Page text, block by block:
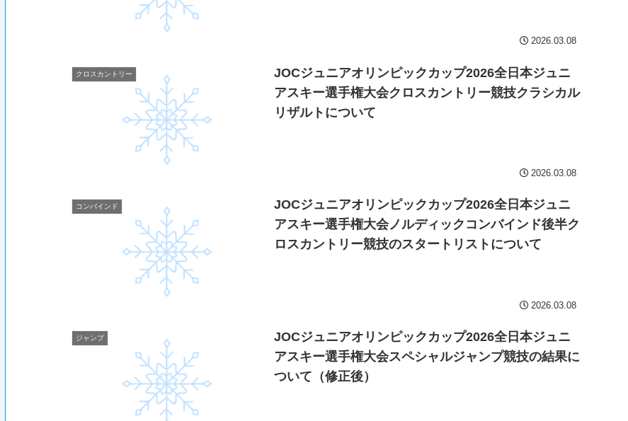
2026.03.08
クロスカントリー
JOCジュニアオリンピックカップ2026全日本ジュニ
アスキー選手権大会クロスカントリー競技クラシカル
リザルトについて
2026.03.08
コンバインド
JOCジュニアオリンピックカップ2026全日本ジュニ
アスキー選手権大会ノルディックコンバインド後半ク
ロスカントリー競技のスタートリストについて
2026.03.08
ジャンプ
JOCジュニアオリンピックカップ2026全日本ジュニ
アスキー選手権大会スペシャルジャンプ競技の結果に
ついて（修正後）